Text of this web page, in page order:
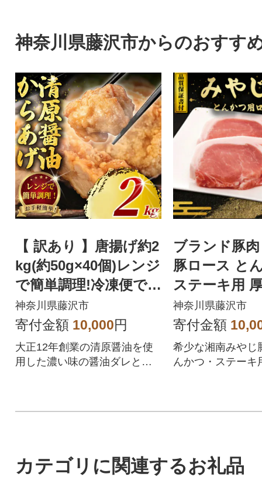
神奈川県藤沢市からのおすす
【 訳あり 】唐揚げ約2
kg(約50g×40個)レンジ
で簡単調理!冷凍便で
お届けします。
神奈川県藤沢市
寄付金額 10,000円
大正12年創業の清原醤油を使
用した濃い味の醤油ダレとニ
ブランド豚
豚ロース と
ステーキ用
g×4枚』冷蔵
神奈川県藤沢市
寄付金額
希少な湘南みやじ
んかつ・ステーキ
カテゴリに関連するお礼品